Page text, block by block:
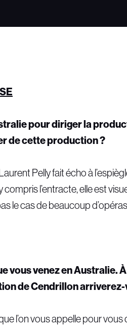
pour diriger la
de cette production ?
Pelly fait écho à
compris l’entracte, elle est
le cas de beaucoup
vous venez en
de Cendrillon
l’on vous appelle pour